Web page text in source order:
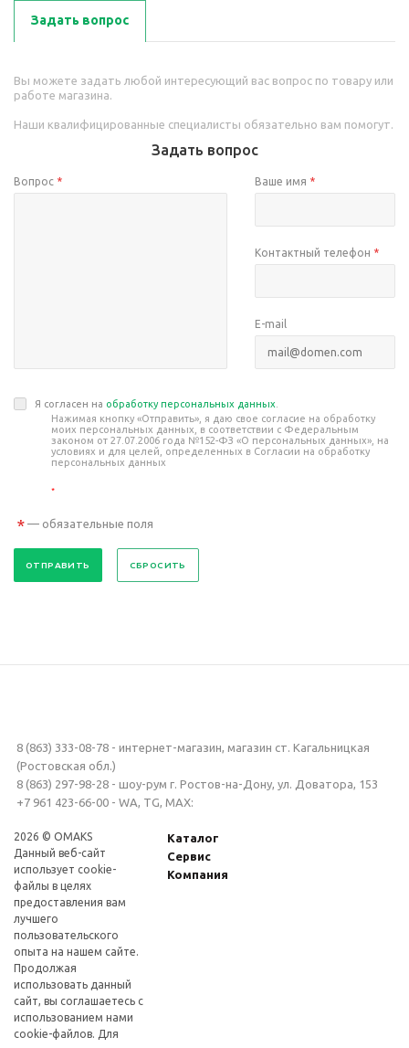
Задать вопрос
Вы можете задать любой интересующий вас вопрос по товару или
работе магазина.
Наши квалифицированные специалисты обязательно вам помогут.
Задать вопрос
Вопрос * Ваше имя *
Контактный телефон *
E-mail
Я согласен на обработку персональных данных
Нажимая кнопку «Отправить», я даю свое согласие на обработку
моих персональных данных, в соответствии с Федеральным
законом от 27.07.2006 года №152-ФЗ «О персональных данных», на
условиях и для целей, определенных в Согласии на обработку
персональных данных
*
* — обязательные поля
СБРОСИТЬ
8 (863) 333-08-78 - интернет-магазин, магазин ст. Кагальницкая
(Ростовская обл.)
8 (863) 297-98-28 - шоу-рум г. Ростов-на-Дону, ул. Доватора, 153
+7 961 423-66-00 - WA, TG, MAX:
2026 © OMAKS
Данный веб-сайт
использует cookie-
файлы в целях
предоставления вам
лучшего
пользовательского
опыта на нашем сайте.
Продолжая
использовать данный
сайт, вы соглашаетесь с
использованием нами
cookie-файлов. Для
Каталог
Сервис
Компания